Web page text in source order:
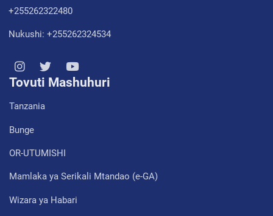
+255262322480
Nukushi: +255262324534
Tovuti Mashuhuri
Tanzania
Bunge
OR-UTUMISHI
Mamlaka ya Serikali Mtandao (e-GA)
Wizara ya Habari